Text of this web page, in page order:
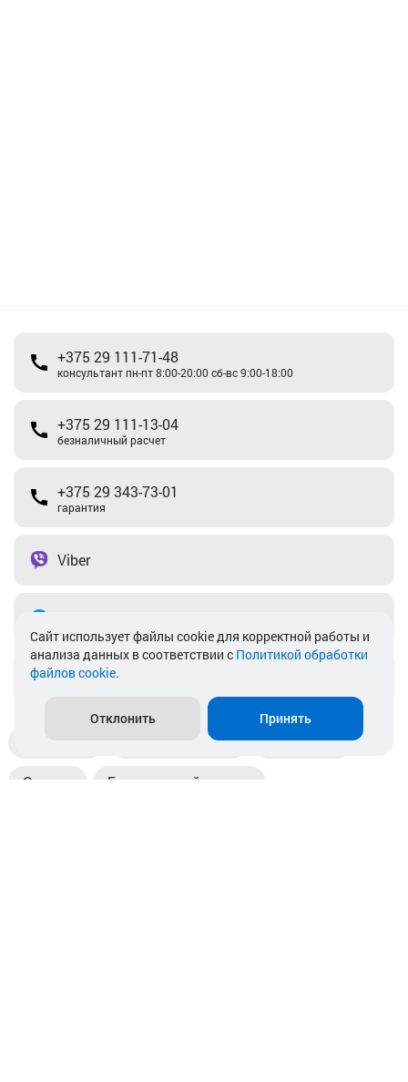
+375 29 111-71-48
консультант пн-пт 8:00-20:00 сб-вс 9:00-18:00
+375 29 111-13-04
безналичный расчет
+375 29 343-73-01
гарантия
Viber
info@akkamulik.by
Пункты выдачи Магазины
Оплата Безналичный расчет
Cайт использует файлы cookie для корректной работы и
анализа данных в соответствии с Политикой обработки
файлов cookie.
Отклонить Принять